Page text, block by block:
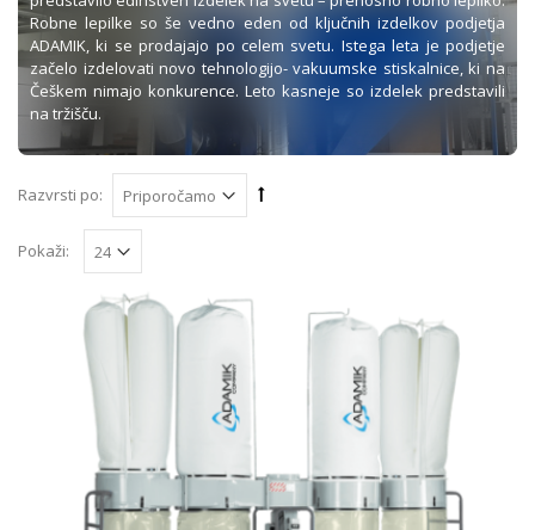
Robne lepilke so še vedno eden od ključnih izdelkov podjetja
ADAMIK, ki se prodajajo po celem svetu. Istega leta je podjetje
začelo izdelovati novo tehnologijo- vakuumske stiskalnice, ki na
Češkem nimajo konkurence. Leto kasneje so izdelek predstavili
na tržišču.
Razvrsti po:
Pokaži: